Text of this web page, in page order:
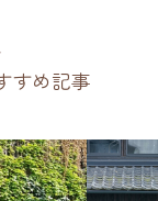
すめ記事